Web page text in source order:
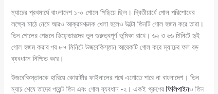
ম্যাচের প্রথমার্ধে বাংলাদেশ ১-০ গোলে পিছিয়ে ছিল। দ্বিতীয়ার্ধে গোল পরিশোধের
লক্ষ্যে মাঠে নেমে আরও আক্রমণাত্মক খেলা হলেও উল্টো তিনটি গোল হজম করে তারা।
তিন গোলের পেছনে ডিফেন্ডারদের ভুল গুরুত্বপূর্ণ ভূমিকা রাখে। ৬২ ও ৬৬ মিনিটে দুই
গোল হজম করার পর ৮৭ মিনিটে উজবেকিস্তান আরেকটি গোল করে ম্যাচের ফল বড়
ব্যবধানে নিশ্চিত করে।
উজবেকিস্তানকে হারিয়ে কোয়ার্টার ফাইনালের পথে এগোতে পারে না বাংলাদেশ। তিন
ম্যাচ শেষে তাদের পয়েন্ট তিন এবং গোল ব্যবধান -২। একই গ্রুপেরফিলিপাইনও তিন